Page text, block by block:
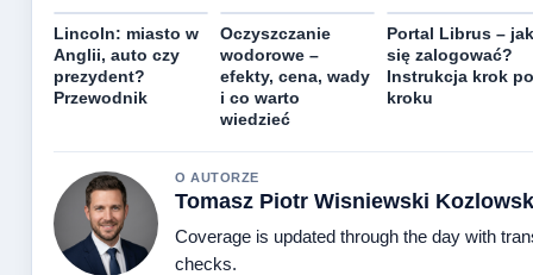
Lincoln: miasto w
Anglii, auto czy
prezydent?
Przewodnik
Oczyszczanie
wodorowe –
efekty, cena, wady
i co warto
wiedzieć
Portal Librus – jak
się zalogować?
Instrukcja krok po
kroku
O AUTORZE
Tomasz Piotr Wisniewski
Coverage is updated through the day with
checks.